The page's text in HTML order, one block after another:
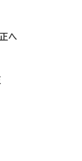
へ